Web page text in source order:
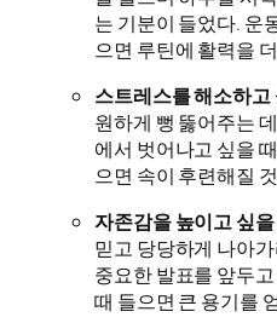
는 기분이 들었다. 운
으면 루틴에 활력을
스트레스를 해소하고
원하게 뻥 뚫어주는
에서 벗어나고 싶을
으면 속이 후련해질
자존감을 높이고 싶
믿고 당당하게 나아
중요한 발표를 앞두
때 들으면 큰 용기를